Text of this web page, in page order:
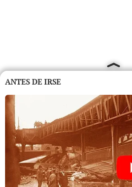
ANTES DE IRSE